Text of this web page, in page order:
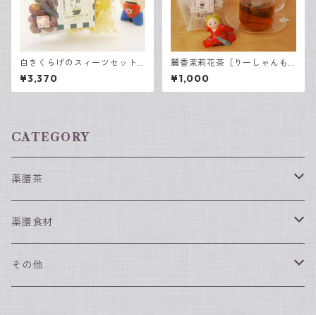
白きくらげのスィーツセット 3
袋セット
¥3,370
麗香茉莉花茶［りーしゃんも
ーりーほわちゃ］3包入
¥1,000
CATEGORY
薬膳茶
春におすすめの薬膳茶
夏におすすめの薬膳茶
薬膳食材
薬膳食材（単品）
その他